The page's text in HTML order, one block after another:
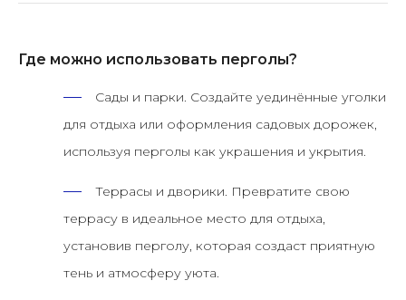
Где можно использовать перголы?
Сады и парки. Создайте уединённые уголки
для отдыха или оформления садовых дорожек,
используя перголы как украшения и укрытия.
Террасы и дворики. Превратите свою
террасу в идеальное место для отдыха,
установив перголу, которая создаст приятную
тень и атмосферу уюта.